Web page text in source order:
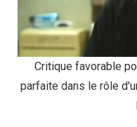
Critique favorable
parfaite dans le rôle